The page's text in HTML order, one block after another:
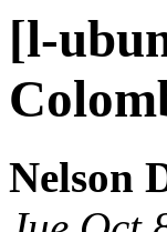
[l-
Nelson